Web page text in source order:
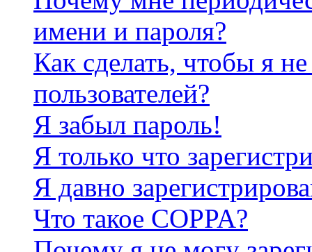
имени и пароля?
Как сделать, чтобы я
пользователей?
Я забыл пароль!
Я только что
Я давно
Что такое COPPA?